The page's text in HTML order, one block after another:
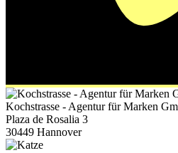
Kochstrasse - Agentur für Marken
Plaza de Rosalia 3
30449 Hannover